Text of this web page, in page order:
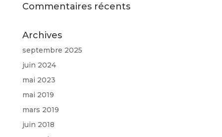
Commentaires récents
Archives
septembre 2025
juin 2024
mai 2023
mai 2019
mars 2019
juin 2018